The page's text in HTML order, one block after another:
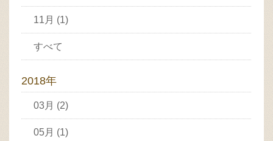
11月 (1)
すべて
2018年
03月 (2)
05月 (1)